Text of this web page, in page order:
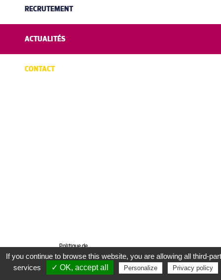
RECRUTEMENT
ACTUALITÉS
CONTACT
Politique de
Conditions Générales de
Vente Politique de cookies
If you continue to browse this website, you are allowing all third-
services
✓ OK, accept all Personalize Privacy policy